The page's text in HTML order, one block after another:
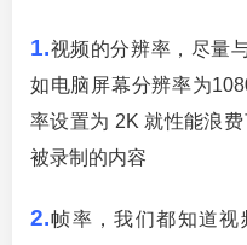
1.视频的分辨率，尽量
如电脑屏幕分辨率为
率设置为 2K 就性能浪
被录制的内容
2.帧率，我们都知道视